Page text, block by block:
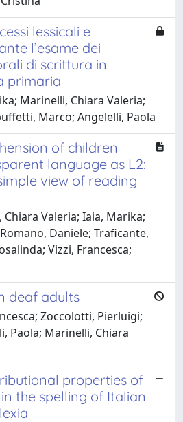
lessicali e
l’esame dei
di scrittura in
primaria
Marinelli, Chiara Valeria;
Marco; Angelelli, Paola
of children
language as L2:
view of reading
Valeria; Iaia, Marika;
Daniele; Traficante,
Vizzi, Francesca;
deaf adults
Zoccolotti, Pierluigi;
Paola; Marinelli, Chiara
properties of
the spelling of Italian